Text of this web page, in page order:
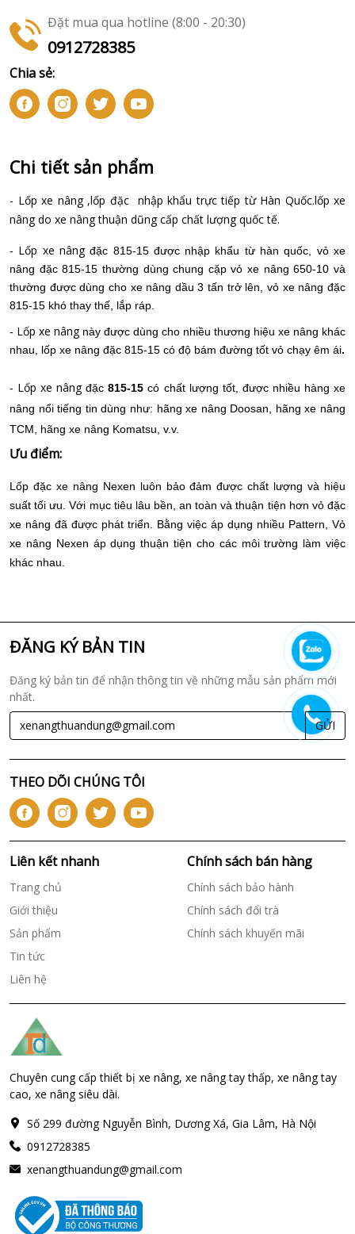
Đặt mua qua hotline (8:00 - 20:30)
0912728385
Chia sẻ:
Chi tiết sản phẩm
- Lốp xe nâng ,lốp đặc nhập khẩu trực tiếp từ Hàn Quốc.lốp xe
nâng do xe nâng thuận dũng cấp chất lượng quốc tế.
- Lốp xe nângđặc 815-15 được nhập khẩu từ hàn quốc, vỏ xe
nâng đặc 815-15 thường dùng chung cặp vỏ xe nâng 650-10 và
thường được dùng cho xe nâng dầu 3 tấn trở lên, vỏ xe nâng đặc
815-15 khó thay thế, lắp ráp.
- Lốp xe nângnày được dùng cho nhiều thương hiệu xe nâng khác
nhau, lốp xe nâng đặc 815-15 có độ bám đường tốt vỏ chạy êm ái.
- Lốp xe nângđặc815-15có chất lượng tốt, được nhiều hàng xe
nâng nổi tiếng tin dùng như: hãng xe nâng Doosan, hãng xe nâng
TCM, hãng xe nâng Komatsu, v.v.
Ưu điểm:
Lốp đặc xe nâng Nexen luôn bảo đảm được chất lượng và hiệu
suất tối ưu. Với mục tiêu lâu bền, an toàn và thuận tiện hơn vỏ đặc
xe nâng đã được phát triển. Bằng việc áp dụng nhiều Pattern, Vỏ
xe nâng Nexen áp dụng thuận tiện cho các môi trường làm việc
khác nhau.
ĐĂNG KÝ BẢN TIN
Đăng ký bản tin để nhận thông tin về những mẫu sản phẩm mới
nhất.
GỬI
THEO DÕI CHÚNG TÔI
Liên kết nhanh
Trang chủ
Giới thiệu
Sản phẩm
Tin tức
Liên hệ
Chính sách bán hàng
Chính sách bảo hành
Chính sách đổi trà
Chính sách khuyến mãi
Chuyên cung cấp thiết bị xe nâng, xe nâng tay thấp, xe nâng tay
cao, xe nâng siêu dài.
Số 299 đường Nguyễn Bình, Dương Xá, Gia Lâm, Hà Nội
0912728385
xenangthuandung@gmail.com